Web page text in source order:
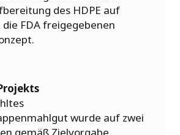
des HDPE auf
FDA freigegebenen
wurde auf zwei
gemäß Zielvorgabe